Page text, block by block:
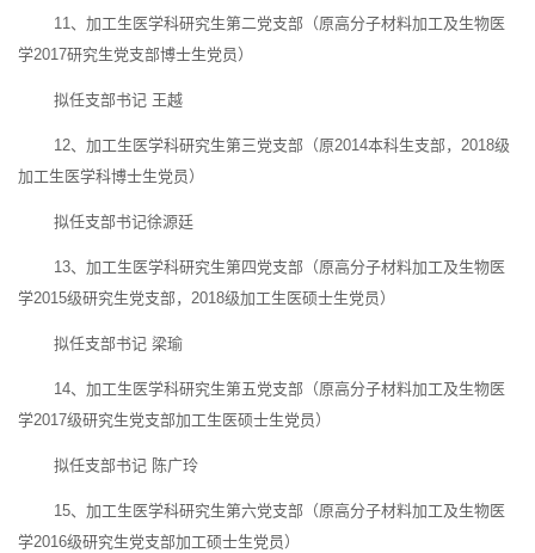
11、加工生医学科研究生第二党支部（原高分子材料加工及生物医
学2017研究生党支部博士生党员）
拟任支部书记 王越
12、加工生医学科研究生第三党支部（原2014本科生支部，2018级
加工生医学科博士生党员）
拟任支部书记徐源廷
13、加工生医学科研究生第四党支部（原高分子材料加工及生物医
学2015级研究生党支部，2018级加工生医硕士生党员）
拟任支部书记 梁瑜
14、加工生医学科研究生第五党支部（原高分子材料加工及生物医
学2017级研究生党支部加工生医硕士生党员）
拟任支部书记 陈广玲
15、加工生医学科研究生第六党支部（原高分子材料加工及生物医
学2016级研究生党支部加工硕士生党员）